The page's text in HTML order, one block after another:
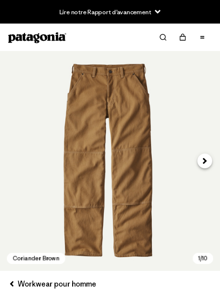
Lire notre Rapport d’avancement
Workwear pour homme